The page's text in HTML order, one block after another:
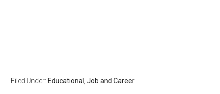
Filed Under: Educational ,Job and Career